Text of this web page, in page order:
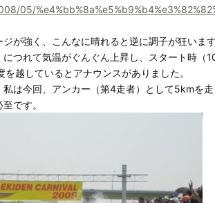
05/
が強く、こんなに晴れると逆に調子が狂います
につれて気温がぐんぐん上昇し、スタート時（
越しているとアナウンスがありました。
私は今回、アンカー（第4走者）として5kmを
です。